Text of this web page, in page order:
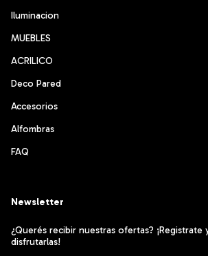
Iluminacion
MUEBLES
ACRILICO
Deco Pared
Accesorios
Alfombras
FAQ
Newsletter
¿Querés recibir nuestras ofertas? ¡Registrate
disfrutarlas!